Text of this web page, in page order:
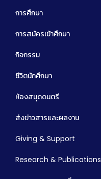
การศึกษา
การสมัครเข้าศึกษา
กิจกรรม
ชีวิตนักศึกษา
ห้องสมุดดนตรี
ส่งข่าวสารและผลงาน
Giving & Support
Research & Publications